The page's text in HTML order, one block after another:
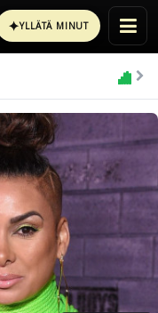
✦YLLÄTÄ MINUT